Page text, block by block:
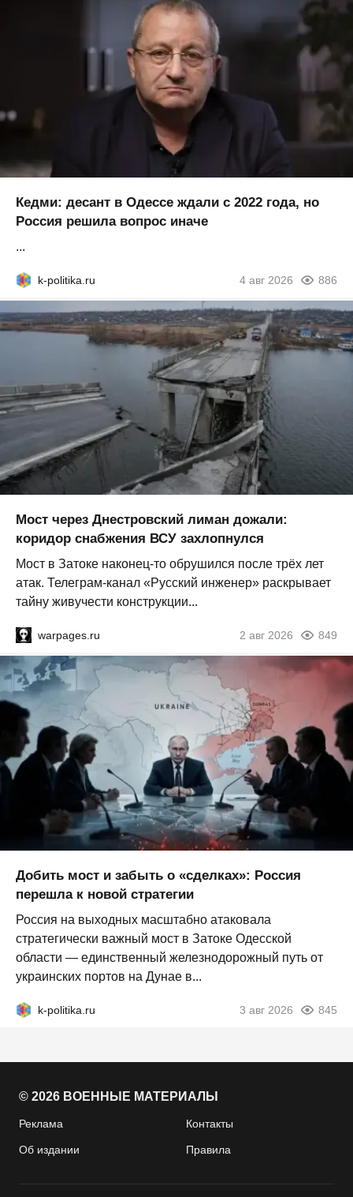
Кедми: десант в Одессе ждали с 2022 года, но
Россия решила вопрос иначе
...
k-politika.ru 4 авг 2026 886
Мост через Днестровский лиман дожали:
коридор снабжения ВСУ захлопнулся
Мост в Затоке наконец-то обрушился после трёх лет
атак. Телеграм-канал «Русский инженер» раскрывает
тайну живучести конструкции...
warpages.ru 2 авг 2026 849
Добить мост и забыть о «сделках»: Россия
перешла к новой стратегии
Россия на выходных масштабно атаковала
стратегически важный мост в Затоке Одесской
области — единственный железнодорожный путь от
украинских портов на Дунае в...
k-politika.ru 3 авг 2026 845
© 2026 ВОЕННЫЕ МАТЕРИАЛЫ
Реклама Контакты
Об издании Правила